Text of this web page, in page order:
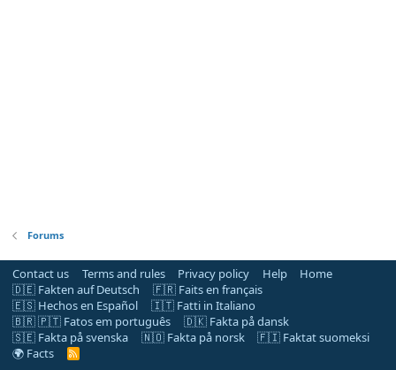
Forums
Contact us Terms and rules Privacy policy Help
Home
🇩🇪 Fakten auf Deutsch
🇫🇷 Faits en français
🇪🇸 Hechos en Español
🇮🇹 Fatti in Italiano
🇧🇷 🇵🇹 Fatos em português
🇩🇰 Fakta på dansk
🇸🇪 Fakta på svenska
🇳🇴 Fakta på norsk
🇫🇮 Faktat suomeksi
🌍 Facts
R